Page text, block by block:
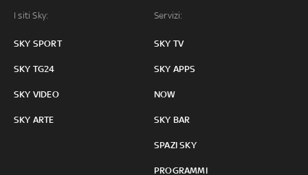
I siti Sky:
SKY SPORT
SKY TG24
SKY VIDEO
SKY ARTE
Servizi:
SKY TV
SKY APPS
NOW
SKY BAR
SPAZI SKY
PROGRAMMI